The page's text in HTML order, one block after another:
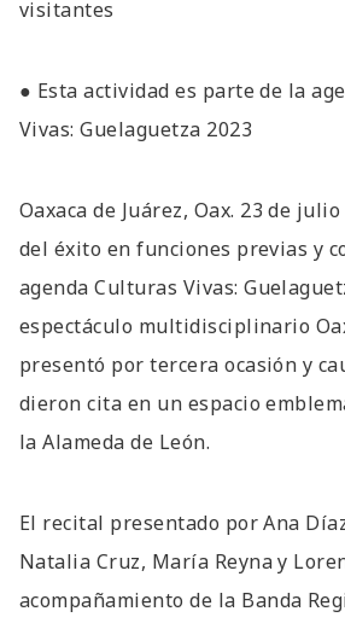
visitantes
● Esta actividad es parte de la
Vivas: Guelaguetza 2023
Oaxaca de Juárez, Oax. 23 de
del éxito en funciones previas y
agenda Culturas Vivas:
espectáculo multidisciplinario
presentó por tercera ocasión y
dieron cita en un espacio
la Alameda de León.
El recital presentado por Ana
Natalia Cruz, María Reyna y
acompañamiento de la Banda